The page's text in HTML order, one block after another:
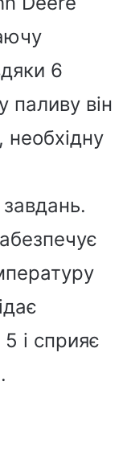
6
паливу він
необхідну
і сприяє